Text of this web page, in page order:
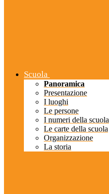
Scuola
Panoramica
Presentazione
I luoghi
Le persone
I numeri della scuola
Le carte della scuola
Organizzazione
La storia